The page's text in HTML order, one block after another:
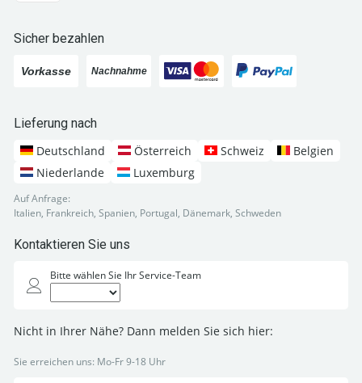
Sicher bezahlen
Lieferung nach
Deutschland
Österreich Schweiz
Belgien
Niederlande
Luxemburg
Auf Anfrage:
Italien, Frankreich, Spanien, Portugal, Dänemark, Schweden
Kontaktieren Sie uns
Bitte wählen Sie Ihr Service-Team
Nicht in Ihrer Nähe? Dann melden Sie sich hier:
Sie erreichen uns: Mo-Fr 9-18 Uhr